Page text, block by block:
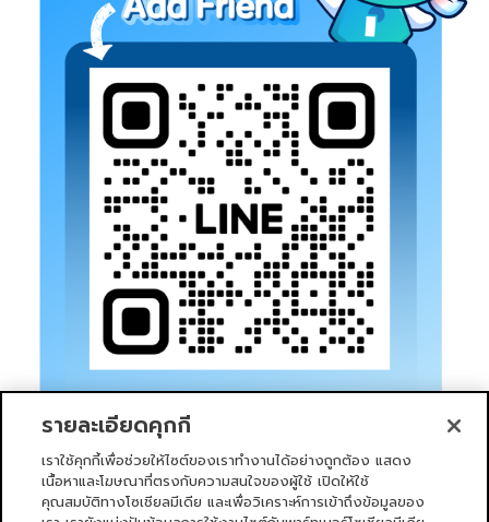
รายละเอียดคุกกี้
เราใช้คุกกี้เพื่อช่วยให้ไซต์ของเราทำงานได้อย่างถูกต้อง แสดง
เนื้อหาและโฆษณาที่ตรงกับความสนใจของผู้ใช้ เปิดให้ใช้
คุณสมบัติทางโซเชียลมีเดีย และเพื่อวิเคราะห์การเข้าถึงข้อมูลของ